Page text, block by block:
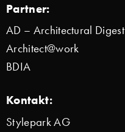
Partner:
AD – Architectural Digest
Architect@work
BDIA
Kontakt:
Stylepark AG